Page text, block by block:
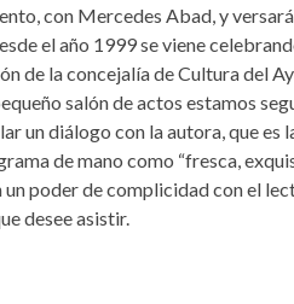
con Mercedes Abad, y
el año 1999 se viene
de la concejalía de Cultura del
salón de actos estamos
un diálogo con la autora, que es
de mano como “fresca,
poder de complicidad con el
desee asistir.